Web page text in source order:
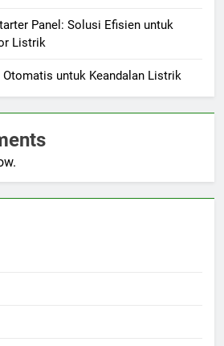
Panel: Solusi Efisien untuk
Listrik
Otomatis untuk Keandalan Listrik